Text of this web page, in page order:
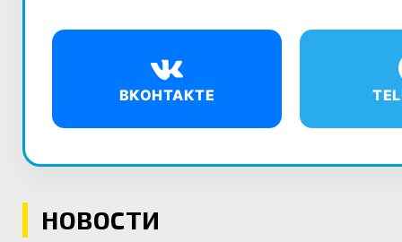
ВКОНТАКТЕ
НОВОСТИ